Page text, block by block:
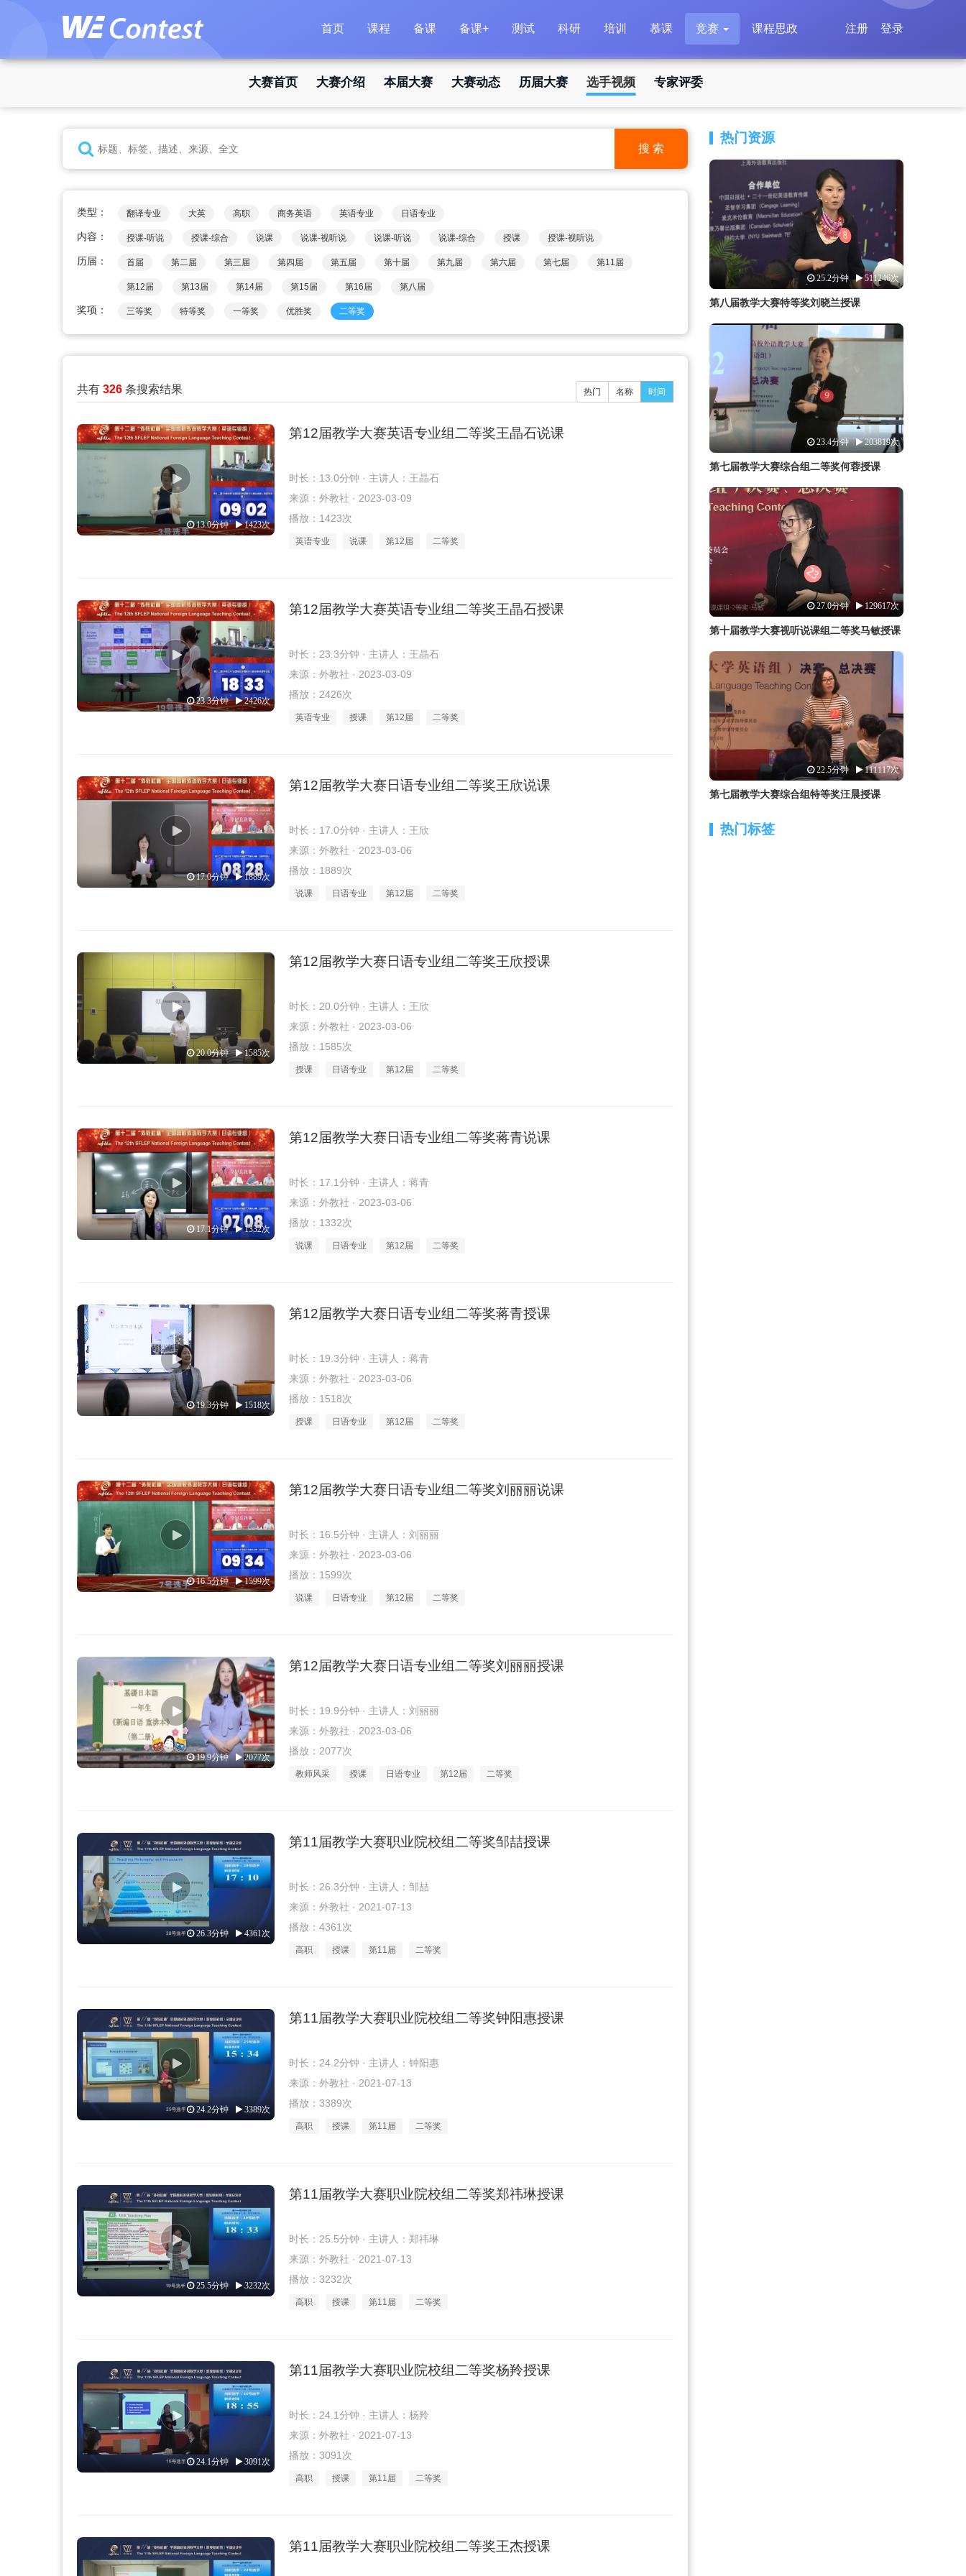
首页 课程 备课 备课+ 测试 科研 培训 慕课 竞赛 课程思政 登录
注册
大赛首页 大赛介绍 本届大赛 大赛动态 历届大赛 选手视频 专家评委
搜 索
类型： 翻译专业 大英 高职 商务英语 英语专业 日语专业
内容： 授课-听说 授课-综合 说课 说课-视听说 说课-听说 说课-综合 授课 授课-视听说
历届： 首届 第二届 第三届 第四届 第五届 第十届 第九届 第六届 第七届 第11届
第12届 第13届 第14届 第15届 第16届 第八届
奖项： 三等奖 特等奖 一等奖 优胜奖 二等奖
共有 326 条搜索结果 热门 名称 时间
13.0分钟 1423次
第12届教学大赛英语专业组二等奖王晶石说课
时长：13.0分钟 · 主讲人：王晶石
来源：外教社 · 2023-03-09
播放：1423次
英语专业 说课 第12届 二等奖
23.3分钟 2426次
第12届教学大赛英语专业组二等奖王晶石授课
时长：23.3分钟 · 主讲人：王晶石
来源：外教社 · 2023-03-09
播放：2426次
英语专业 授课 第12届 二等奖
17.0分钟 1889次
第12届教学大赛日语专业组二等奖王欣说课
时长：17.0分钟 · 主讲人：王欣
来源：外教社 · 2023-03-06
播放：1889次
说课 日语专业 第12届 二等奖
20.0分钟 1585次
第12届教学大赛日语专业组二等奖王欣授课
时长：20.0分钟 · 主讲人：王欣
来源：外教社 · 2023-03-06
播放：1585次
授课 日语专业 第12届 二等奖
17.1分钟 1332次
第12届教学大赛日语专业组二等奖蒋青说课
时长：17.1分钟 · 主讲人：蒋青
来源：外教社 · 2023-03-06
播放：1332次
说课 日语专业 第12届 二等奖
19.3分钟 1518次
第12届教学大赛日语专业组二等奖蒋青授课
时长：19.3分钟 · 主讲人：蒋青
来源：外教社 · 2023-03-06
播放：1518次
授课 日语专业 第12届 二等奖
16.5分钟 1599次
第12届教学大赛日语专业组二等奖刘丽丽说课
时长：16.5分钟 · 主讲人：刘丽丽
来源：外教社 · 2023-03-06
播放：1599次
说课 日语专业 第12届 二等奖
19.9分钟 2077次
第12届教学大赛日语专业组二等奖刘丽丽授课
时长：19.9分钟 · 主讲人：刘丽丽
来源：外教社 · 2023-03-06
播放：2077次
教师风采 授课 日语专业 第12届 二等奖
26.3分钟 4361次
第11届教学大赛职业院校组二等奖邹喆授课
时长：26.3分钟 · 主讲人：邹喆
来源：外教社 · 2021-07-13
播放：4361次
高职 授课 第11届 二等奖
24.2分钟 3389次
第11届教学大赛职业院校组二等奖钟阳惠授课
时长：24.2分钟 · 主讲人：钟阳惠
来源：外教社 · 2021-07-13
播放：3389次
高职 授课 第11届 二等奖
25.5分钟 3232次
第11届教学大赛职业院校组二等奖郑祎琳授课
时长：25.5分钟 · 主讲人：郑祎琳
来源：外教社 · 2021-07-13
播放：3232次
高职 授课 第11届 二等奖
24.1分钟 3091次
第11届教学大赛职业院校组二等奖杨羚授课
时长：24.1分钟 · 主讲人：杨羚
来源：外教社 · 2021-07-13
播放：3091次
高职 授课 第11届 二等奖
第11届教学大赛职业院校组二等奖王杰授课
热门资源
25.2分钟 511246次
第八届教学大赛特等奖刘晓兰授课
23.4分钟 203819次
第七届教学大赛综合组二等奖何蓉授课
27.0分钟 129617次
第十届教学大赛视听说课组二等奖马敏授课
22.5分钟 111117次
第七届教学大赛综合组特等奖汪晨授课
热门标签